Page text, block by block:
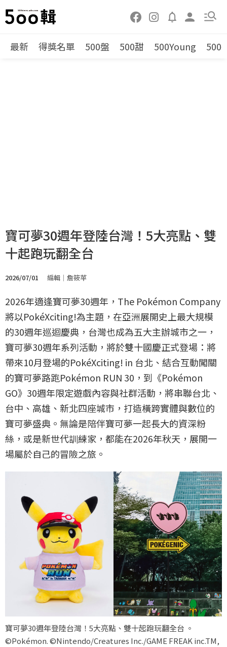
最新 得獎名單 500盤 500甜 500Young 500
寶可夢30週年登陸台灣！5大亮點、雙
十起跑玩翻全台
2026/07/01 編輯｜詹筱苹
2026年適逢寶可夢30週年，The Pokémon Company
將以PokéXciting!為主題，在亞洲展開史上最大規模
的30週年巡迴慶典，台灣也成為五大主辦城市之一，
寶可夢30週年系列活動，將於雙十國慶正式登場：將
帶來10月登場的PokéXciting! in 台北、結合互動闖關
的寶可夢路跑Pokémon RUN 30，到《Pokémon
GO》30週年限定遊戲內容與社群活動，將串聯台北、
台中、高雄、新北四座城市，打造橫跨實體與數位的
寶可夢盛典。無論是陪伴寶可夢一起長大的資深粉
絲，或是新世代訓練家，都能在2026年秋天，展開一
場屬於自己的冒險之旅。
寶可夢30週年登陸台灣！5大亮點、雙十起跑玩翻全台 。
©Pokémon. ©Nintendo/Creatures Inc./GAME FREAK inc.TM,